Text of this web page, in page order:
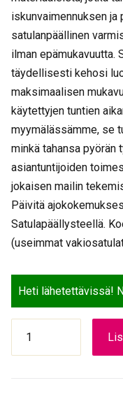
iskunvaimennuksen ja
satulanpäällinen
ilman epämukavuutta.
täydellisesti kehosi
maksimaalisen
käytettyjen tuntien
myymälässämme, se
minkä tahansa pyörän
asiantuntijoiden
jokaisen mailin
Päivitä
Satulapäällysteellä.
(useimmat
Heti lähetettävissä!
geelipehmustettu
M-